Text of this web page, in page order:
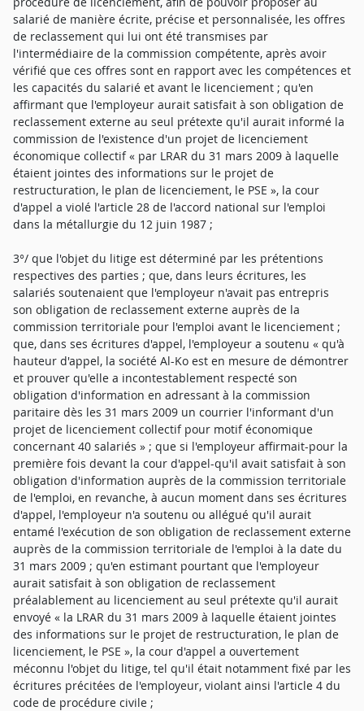
salarié de manière écrite, précise et personnalisée, les offres
de reclassement qui lui ont été transmises par
l'intermédiaire de la commission compétente, après avoir
vérifié que ces offres sont en rapport avec les compétences et
les capacités du salarié et avant le licenciement ; qu'en
affirmant que l'employeur aurait satisfait à son obligation de
reclassement externe au seul prétexte qu'il aurait informé la
commission de l'existence d'un projet de licenciement
économique collectif « par LRAR du 31 mars 2009 à laquelle
étaient jointes des informations sur le projet de
restructuration, le plan de licenciement, le PSE », la cour
d'appel a violé l'article 28 de l'accord national sur l'emploi
dans la métallurgie du 12 juin 1987 ;
3°/ que l'objet du litige est déterminé par les prétentions
respectives des parties ; que, dans leurs écritures, les
salariés soutenaient que l'employeur n'avait pas entrepris
son obligation de reclassement externe auprès de la
commission territoriale pour l'emploi avant le licenciement ;
que, dans ses écritures d'appel, l'employeur a soutenu « qu'à
hauteur d'appel, la société Al-Ko est en mesure de démontrer
et prouver qu'elle a incontestablement respecté son
obligation d'information en adressant à la commission
paritaire dès les 31 mars 2009 un courrier l'informant d'un
projet de licenciement collectif pour motif économique
concernant 40 salariés » ; que si l'employeur affirmait-pour la
première fois devant la cour d'appel-qu'il avait satisfait à son
obligation d'information auprès de la commission territoriale
de l'emploi, en revanche, à aucun moment dans ses écritures
d'appel, l'employeur n'a soutenu ou allégué qu'il aurait
entamé l'exécution de son obligation de reclassement externe
auprès de la commission territoriale de l'emploi à la date du
31 mars 2009 ; qu'en estimant pourtant que l'employeur
aurait satisfait à son obligation de reclassement
préalablement au licenciement au seul prétexte qu'il aurait
envoyé « la LRAR du 31 mars 2009 à laquelle étaient jointes
des informations sur le projet de restructuration, le plan de
licenciement, le PSE », la cour d'appel a ouvertement
méconnu l'objet du litige, tel qu'il était notamment fixé par les
écritures précitées de l'employeur, violant ainsi l'article 4 du
code de procédure civile ;